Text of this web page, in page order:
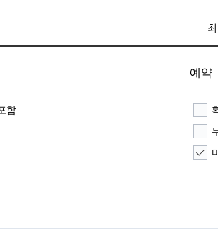
함
예약